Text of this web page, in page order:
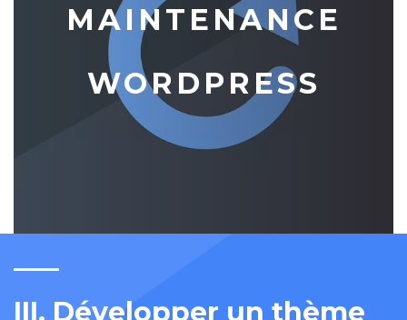
MAINTENANCE
WORDPRESS
III. Développer un thème